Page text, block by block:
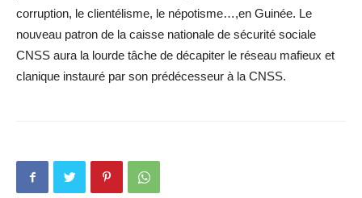
corruption, le clientélisme, le népotisme…,en Guinée. Le
nouveau patron de la caisse nationale de sécurité sociale
CNSS aura la lourde tâche de décapiter le réseau mafieux et
clanique instauré par son prédécesseur à la CNSS.